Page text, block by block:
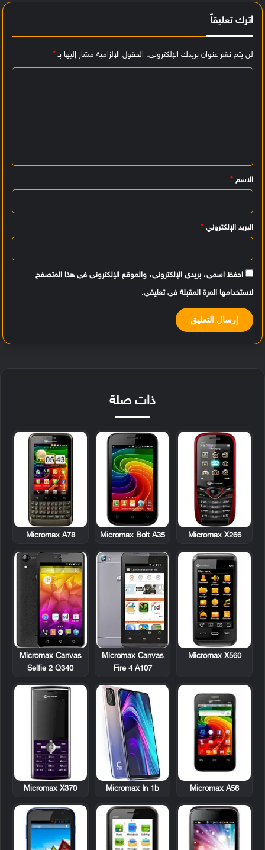
اترك تعليقاً
لن يتم نشر عنوان بريدك الإلكتروني. الحقول الإلزامية مشار إليها بـ*
ي
ق
الاسم *
البريد الإلكتروني *
احفظ اسمي، بريدي الإلكتروني، والموقع الإلكتروني في هذا المتصفح
لاستخدامها المرة المقبلة في تعليقي.
ذات صلة
Micromax X266
Micromax Bolt A35
Micromax A78
Micromax X560
Micromax Canvas
Fire 4 A107
Micromax Canvas
Selfie 2 Q340
Micromax A56
Micromax In 1b
Micromax X370